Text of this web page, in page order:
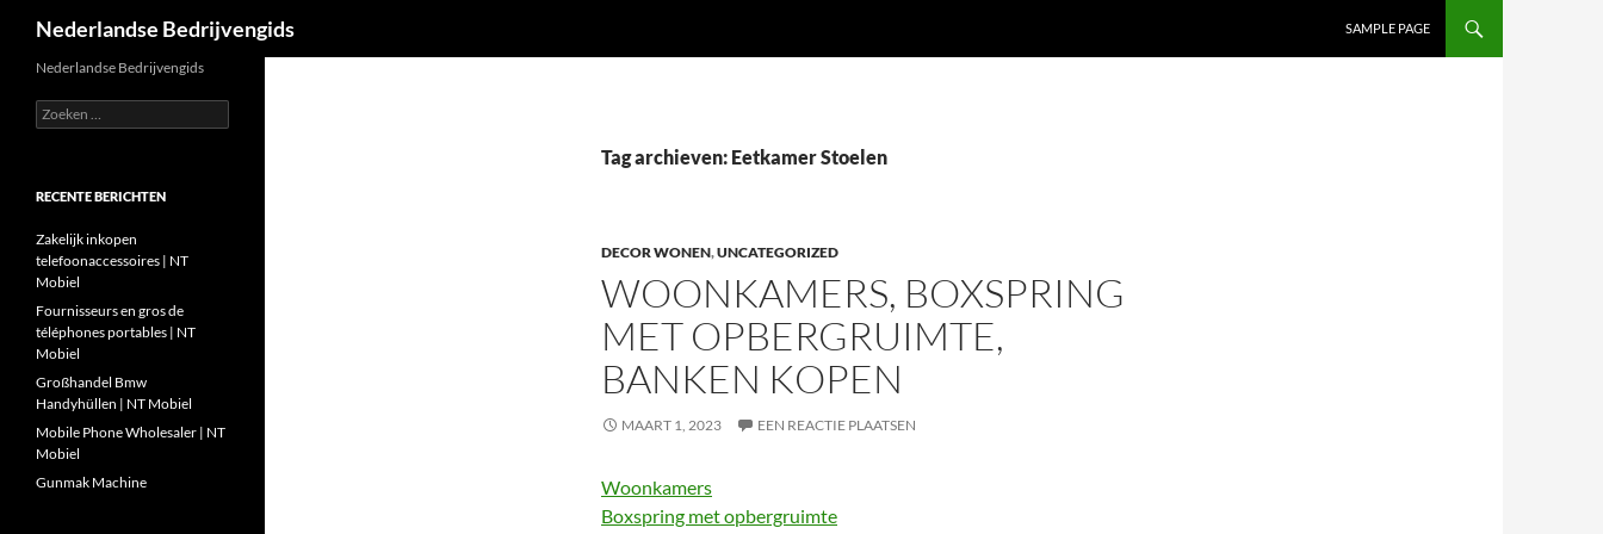
Nederlandse Bedrijvengids SAMPLE PAGE
Tag archieven: Eetkamer Stoelen
DECOR WONEN,UNCATEGORIZED
WOONKAMERS, BOXSPRING
MET OPBERGRUIMTE,
BANKEN KOPEN
MAART 1, 2023 EEN REACTIE PLAATSEN
Woonkamers
Boxspring met opbergruimte
Nederlandse Bedrijvengids
Zoeken
naar:
RECENTE BERICHTEN
Zakelijk inkopen
telefoonaccessoires | NT
Mobiel
Fournisseurs en gros de
téléphones portables | NT
Mobiel
Großhandel Bmw
Handyhüllen | NT Mobiel
Mobile Phone Wholesaler | NT
Mobiel
Gunmak Machine